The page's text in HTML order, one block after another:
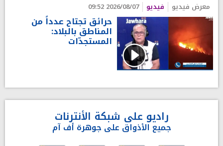
معرض فيديو فيديو 2026/08/07 09:52
حرائق تجتاح عدداً من
المناطق بالبلاد:
المستجدّات
راديو على شبكة الأنترنات
جميع الأذواق على جوهرة أف آم